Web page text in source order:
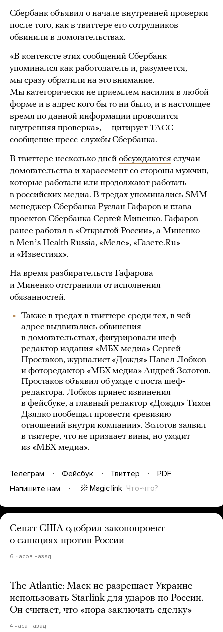
Сбербанк объявил о начале внутренней проверки
после того, как в твиттере его сотрудников
обвинили в домогательствах.
«В контексте этих сообщений Сбербанк
упоминался как работодатель и, разумеется,
мы сразу обратили на это внимание.
Мы категорически не приемлем насилия в любой
форме и в адрес кого бы то ни было, и в настоящее
время по данной информации проводится
внутренняя проверка», — цитирует ТАСС
сообщение пресс-службы Сбербанка.
В твиттере несколько дней обсуждаются случаи
домогательства и харассмент со стороны мужчин,
которые работали или продолжают работать
в российских медиа. В тредах упоминались SMM-
менеджер Сбербанка Руслан Гафаров и глава
проектов Сбербанка Сергей Миненко. Гафаров
ранее работал в «Открытой России», а Миненко —
в Menʼs Health Russia, «Меле», «Газете.Ru»
и «Известиях».
На время разбирательств Гафарова
и Миненко отстранили от исполнения
обязанностей.
Также в тредах в твиттере среди тех, в чей
адрес выдвигались обвинения
в домогательствах, фигурировали шеф-
редактор издания «МБХ медиа» Сергей
Простаков, журналист «Дождя» Павел Лобков
и фоторедактор «МБХ медиа» Андрей Золотов.
Простаков объявил об уходе с поста шеф-
редактора. Лобков принес извинения
в фейсбуке, а главный редактор «Дождя» Тихон
Дзядко пообещал провести «ревизию
отношений внутри компании». Золотов заявил
в твитере, что не признает вины, но уходит
из «МБХ медиа».
Телеграм Фейсбук Твиттер
PDF
Напишите нам
Magic link Что-что?
Сенат США одобрил законопроект
о санкциях против России
6 часов назад
The Atlantic: Маск не разрешает Украине
использовать Starlink для ударов по России.
Он считает, что «пора заключать сделку»
4 часа назад